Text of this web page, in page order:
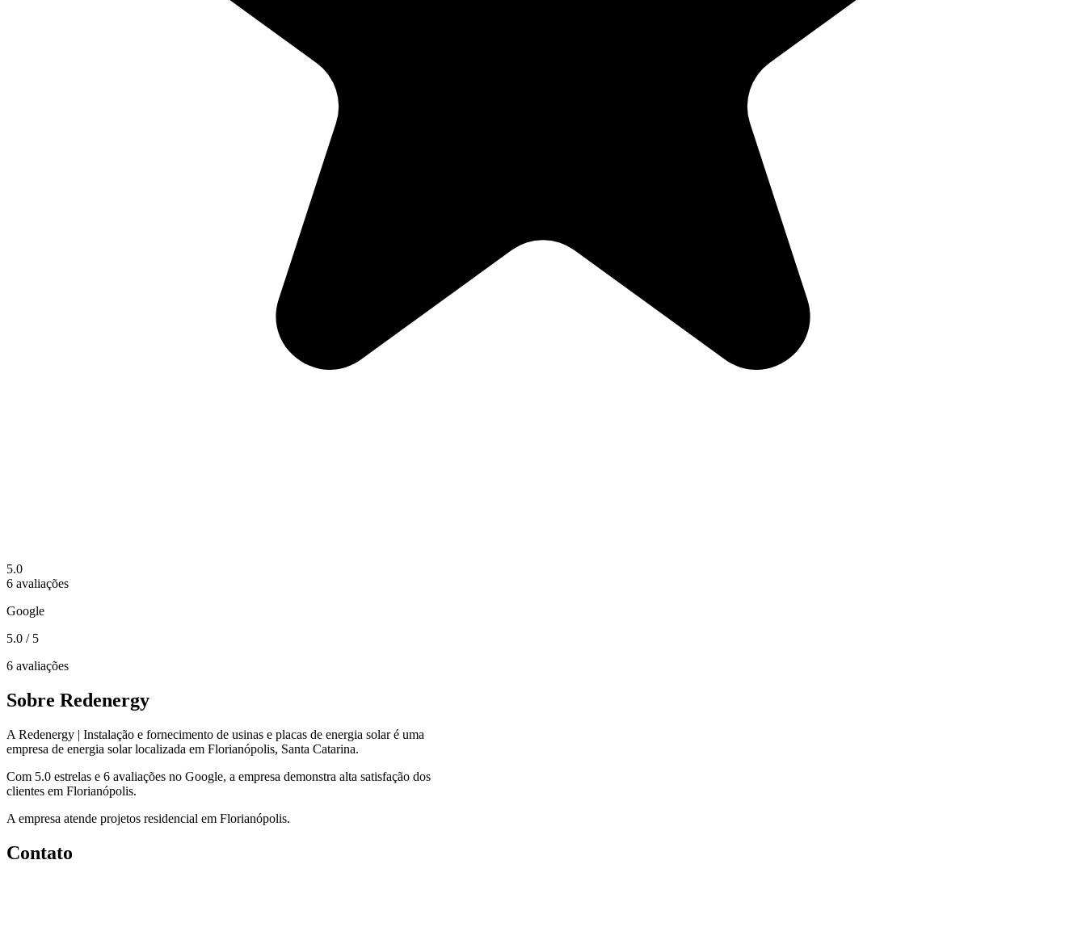
5.0
6 avaliações
Google
5.0 / 5
6 avaliações
Sobre Redenergy
A Redenergy | Instalação e fornecimento de usinas e placas de energia solar é uma
empresa de energia solar localizada em Florianópolis, Santa Catarina.
Com 5.0 estrelas e 6 avaliações no Google, a empresa demonstra alta satisfação dos
clientes em Florianópolis.
A empresa atende projetos residencial em Florianópolis.
Contato